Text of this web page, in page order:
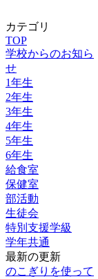
カテゴリ
TOP
学校からのお知ら
せ
1年生
2年生
3年生
4年生
5年生
6年生
給食室
保健室
部活動
生徒会
特別支援学級
学年共通
最新の更新
のこぎりを使って